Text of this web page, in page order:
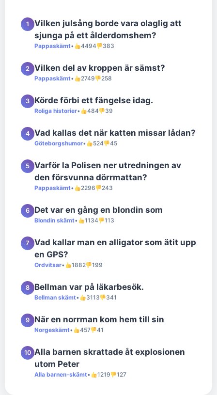
1
Vilken julsång borde vara olaglig att
sjunga på ett ålderdomshem?
Pappaskämt• 4494 383
2 Vilken del av kroppen är sämst?
Pappaskämt• 2749 258
3 Körde förbi ett fängelse idag.
Roliga historier• 484 39
4 Vad kallas det när katten missar lådan?
Göteborgshumor• 524 45
5
Varför la Polisen ner utredningen av
den försvunna dörrmattan?
Pappaskämt• 2296 243
6 Det var en gång en blondin som
Blondin skämt• 1134 113
7
Vad kallar man en alligator som ätit upp
en GPS?
Ordvitsar• 1882 199
8 Bellman var på läkarbesök.
Bellman skämt• 3113 341
9 När en norrman kom hem till sin
Norgeskämt• 457 41
10 Alla barnen skrattade åt explosionen
utom Peter
Alla barnen-skämt• 1219 127